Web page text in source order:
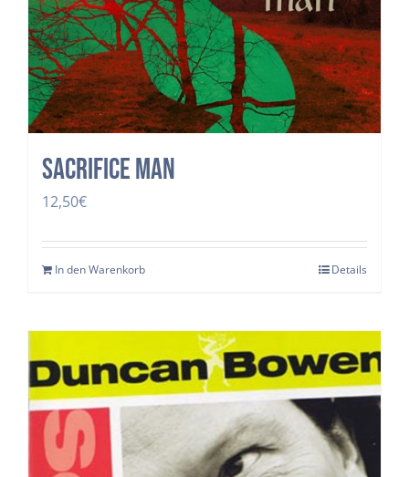
SACRIFICE MAN
12,50€
In den Warenkorb Details